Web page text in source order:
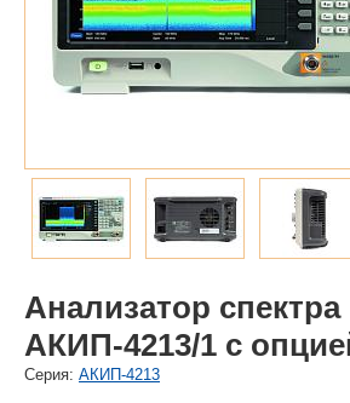
Анализатор спектра
АКИП-4213/1 с
Cерия: АКИП-4213